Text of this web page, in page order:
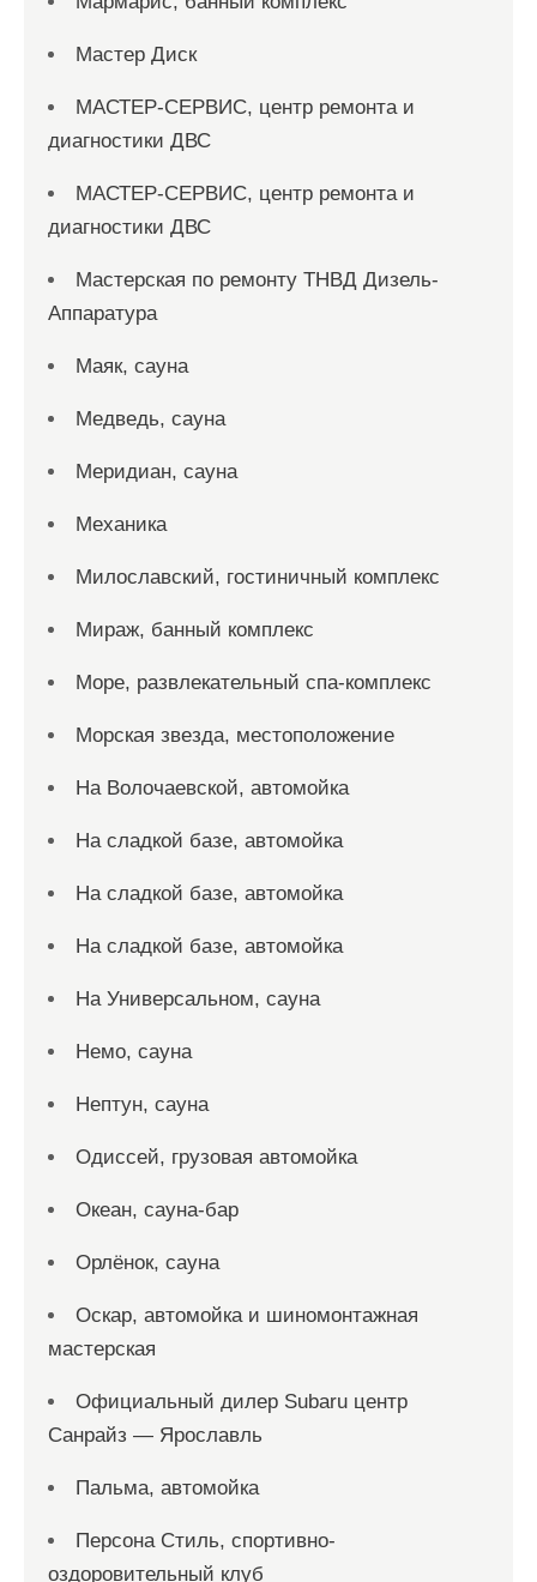
Мастер Диск
МАСТЕР-СЕРВИС, центр ремонта и
диагностики ДВС
МАСТЕР-СЕРВИС, центр ремонта и
диагностики ДВС
Мастерская по ремонту ТНВД Дизель-
Аппаратура
Маяк, сауна
Медведь, сауна
Меридиан, сауна
Механика
Милославский, гостиничный комплекс
Мираж, банный комплекс
Море, развлекательный спа-комплекс
Морская звезда, местоположение
На Волочаевской, автомойка
На сладкой базе, автомойка
На сладкой базе, автомойка
На сладкой базе, автомойка
На Универсальном, сауна
Немо, сауна
Нептун, сауна
Одиссей, грузовая автомойка
Океан, сауна-бар
Орлёнок, сауна
Оскар, автомойка и шиномонтажная
мастерская
Официальный дилер Subaru центр
Санрайз — Ярославль
Пальма, автомойка
Персона Стиль, спортивно-
оздоровительный клуб